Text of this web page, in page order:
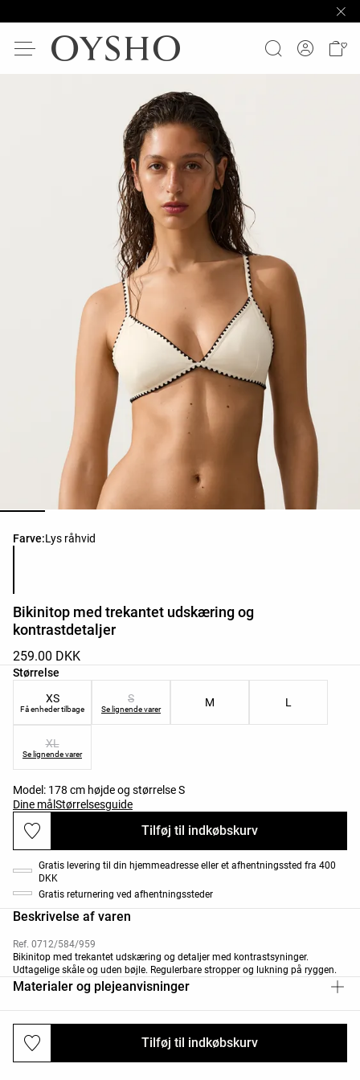
Farve:Lys råhvid
Liste over produktfarver
Bikinitop med trekantet udskæring og
kontrastdetaljer
259.00 DKK
Størrelse
Liste over produktstørrelser
XS
Få enheder tilbage
S
Se lignende varer
M L
XL
Se lignende varer
Model: 178 cm højde og størrelse S
Dine mål Størrelsesguide
Tilføj til indkøbskurv
Tilføj til indkøbskurv
Gratis levering til din hjemmeadresse eller et afhentningssted fra 400
DKK
Gratis returnering ved afhentningssteder
Beskrivelse af varen
Ref. 0712/584/959
Bikinitop med trekantet udskæring og detaljer med kontrastsyninger.
Udtagelige skåle og uden bøjle. Regulerbare stropper og lukning på ryggen.
Materialer og plejeanvisninger
Levering og returnering